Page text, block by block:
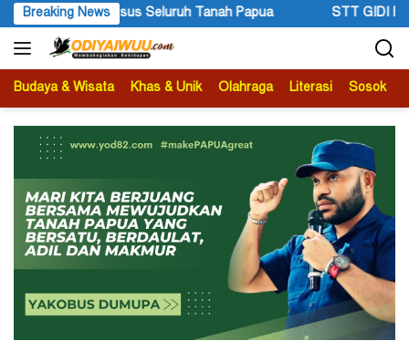
Langsung
ke
konten
Breaking News
Seluruh Tanah Papua STT GIDI Papua Apresiasi
Budaya & Wisata Khas & Unik Olahraga Literasi Sosok